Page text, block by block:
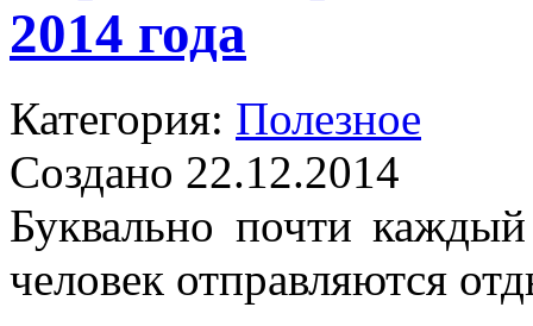
2014 года
Категория: Полезное
Создано 22.12.2014
Буквально почти
человек отправляются